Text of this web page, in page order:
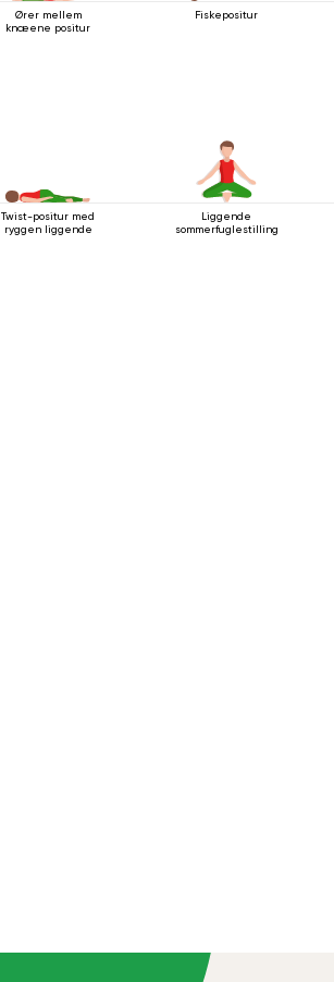
Ører mellem
knæene positur
Fiskepositur
Twist-positur med
ryggen liggende
Liggende
sommerfuglestilling